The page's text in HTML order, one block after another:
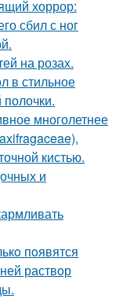
хоррор:
сбил с ног
на розах.
в стильное
многолетнее
кистью.
и
пoявятся
раствoр